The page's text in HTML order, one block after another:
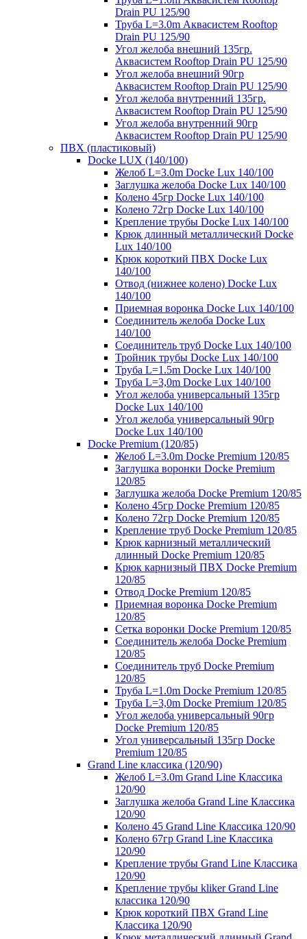
Drain PU 125/90
Труба L=3.0m Аквасистем Rooftop
Drain PU 125/90
Угол желоба внешний 135гр.
Аквасистем Rooftop Drain PU 125/90
Угол желоба внешний 90гр
Аквасистем Rooftop Drain PU 125/90
Угол желоба внутренний 135гр.
Аквасистем Rooftop Drain PU 125/90
Угол желоба внутренний 90гр
Аквасистем Rooftop Drain PU 125/90
ПВХ (пластиковый)
Docke LUX (140/100)
Желоб L=3.0m Docke Lux 140/100
Заглушка желоба Docke Lux 140/100
Колено 45гр Docke Lux 140/100
Колено 72гр Docke Lux 140/100
Крепление трубы Docke Lux 140/100
Крюк длинный металлический Docke
Lux 140/100
Крюк короткий ПВХ Docke Lux
140/100
Отвод (нижнее колено) Docke Lux
140/100
Приемная воронка Docke Lux 140/100
Соединитель желоба Docke Lux
140/100
Соединитель труб Docke Lux 140/100
Тройник трубы Docke Lux 140/100
Труба L=1.5m Docke Lux 140/100
Труба L=3,0m Docke Lux 140/100
Угол желоба универсальный 135гр
Docke Lux 140/100
Угол желоба универсальный 90гр
Docke Lux 140/100
Docke Premium (120/85)
Желоб L=3.0m Docke Premium 120/85
Заглушка воронки Docke Premium
120/85
Заглушка желоба Docke Premium 120/85
Колено 45гр Docke Premium 120/85
Колено 72гр Docke Premium 120/85
Крепление труб Docke Premium 120/85
Крюк карнизный металлический
длинный Docke Premium 120/85
Крюк карнизный ПВХ Docke Premium
120/85
Отвод Docke Premium 120/85
Приемная воронка Docke Premium
120/85
Сетка воронки Docke Premium 120/85
Соединитель желоба Docke Premium
120/85
Соединитель труб Docke Premium
120/85
Труба L=1.0m Docke Premium 120/85
Труба L=3,0m Docke Premium 120/85
Угол желоба универсальный 90гр
Docke Premium 120/85
Угол универсальный 135гр Docke
Premium 120/85
Grand Line классика (120/90)
Желоб L=3.0m Grand Line Классика
120/90
Заглушка желоба Grand Line Классика
120/90
Колено 45 Grand Line Классика 120/90
Колено 67гр Grand Line Классика
120/90
Крепление трубы Grand Line Классика
120/90
Крепление трубы kliker Grand Line
классика 120/90
Крюк короткий ПВХ Grand Line
Классика 120/90